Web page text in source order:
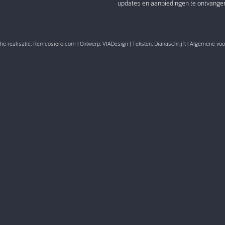
updates en aanbiedingen te
realisatie: Remcosiero.com | Ontwerp: VIADesign | Teksten: Dianaschrijft | Algemene